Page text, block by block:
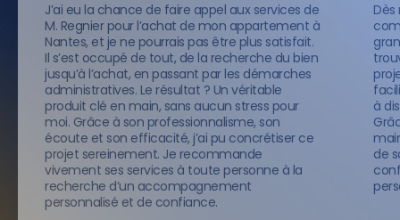
J’ai eu la chance de faire appel aux services de
M. Regnier pour l’achat de mon appartement à
Nantes, et je ne pourrais pas être plus satisfait.
Il s’est occupé de tout, de la recherche du bien
jusqu’à l’achat, en passant par les démarches
administratives. Le résultat ? Un véritable
produit clé en main, sans aucun stress pour
moi. Grâce à son professionnalisme, son
écoute et son efficacité, j’ai pu concrétiser ce
projet sereinement. Je recommande
vivement ses services à toute personne à la
recherche d’un accompagnement
personnalisé et de confiance.
à
de